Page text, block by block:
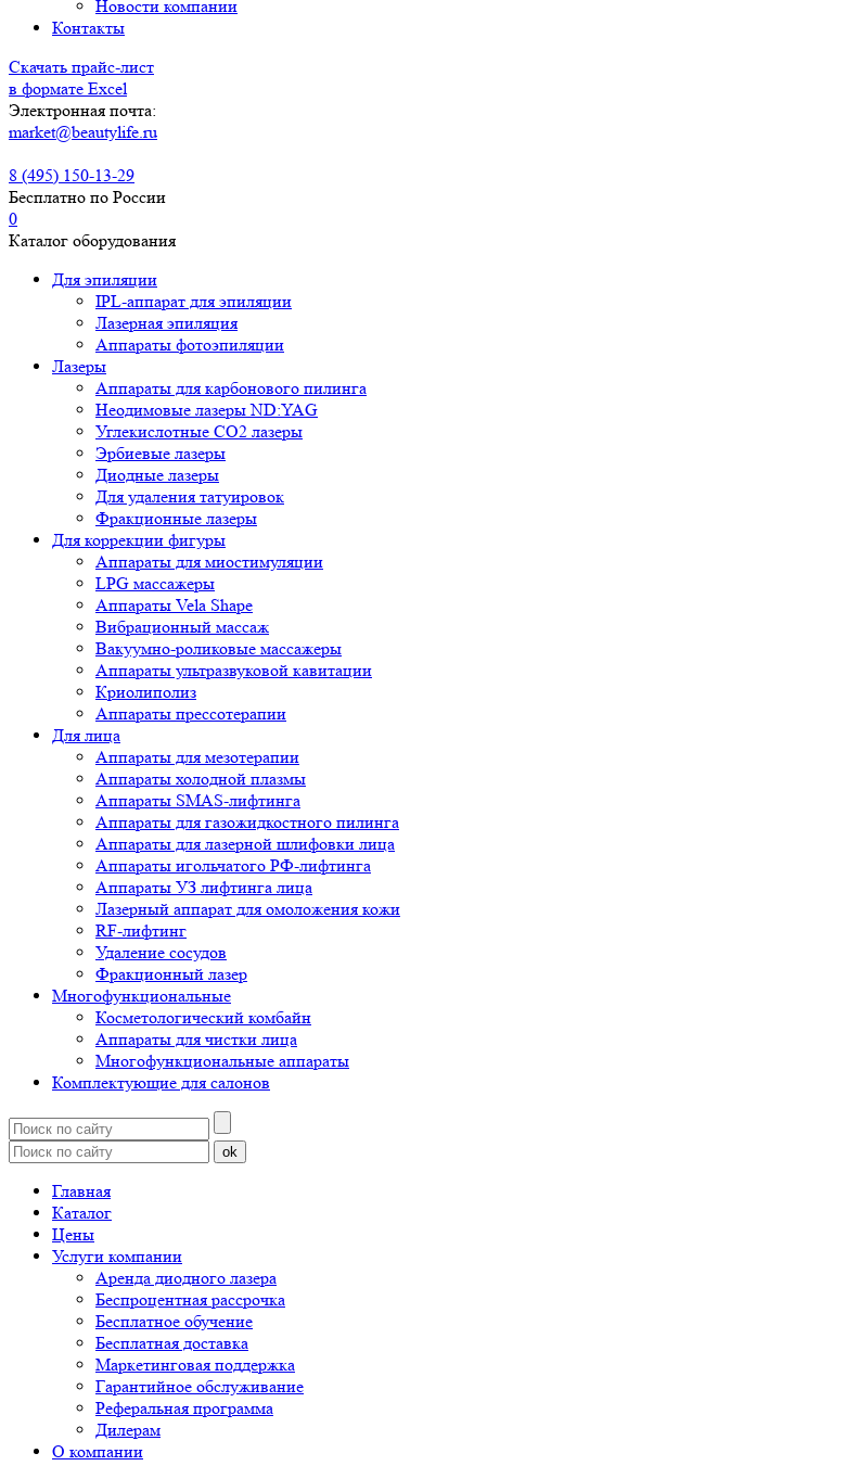
Новости компании
Контакты
Скачать прайс-лист
в формате Excel
Электронная почта:
market@beautylife.ru
8 (495) 150-13-29
Бесплатно по России
0
Каталог оборудования
Для эпиляции
IPL-аппарат для эпиляции
Лазерная эпиляция
Аппараты фотоэпиляции
Лазеры
Аппараты для карбонового пилинга
Неодимовые лазеры ND:YAG
Углекислотные СО2 лазеры
Эрбиевые лазеры
Диодные лазеры
Для удаления татуировок
Фракционные лазеры
Для коррекции фигуры
Аппараты для миостимуляции
LPG массажеры
Аппараты Vela Shape
Вибрационный массаж
Вакуумно-роликовые массажеры
Аппараты ультразвуковой кавитации
Криолиполиз
Аппараты прессотерапии
Для лица
Аппараты для мезотерапии
Аппараты холодной плазмы
Аппараты SMAS-лифтинга
Аппараты для газожидкостного пилинга
Аппараты для лазерной шлифовки лица
Аппараты игольчатого РФ-лифтинга
Аппараты УЗ лифтинга лица
Лазерный аппарат для омоложения кожи
RF-лифтинг
Удаление сосудов
Фракционный лазер
Многофункциональные
Косметологический комбайн
Аппараты для чистки лица
Многофункциональные аппараты
Комплектующие для салонов
ok
Главная
Каталог
Цены
Услуги компании
Аренда диодного лазера
Беспроцентная рассрочка
Бесплатное обучение
Бесплатная доставка
Маркетинговая поддержка
Гарантийное обслуживание
Реферальная программа
Дилерам
О компании